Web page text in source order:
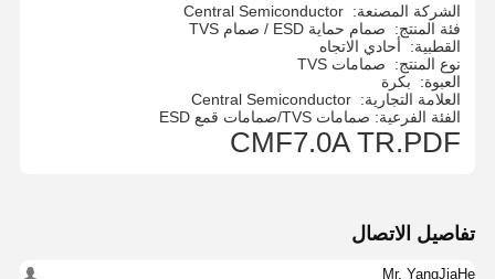
الشركة المصنعة: Central Semiconductor
فئة المنتج:
صمام حماية ESD / صمام TVS
القطبية:
أحادي الاتجاه
نوع المنتج:
صمامات TVS
العبوة:
بكرة
العلامة التجارية: Central Semiconductor
الفئة الفرعية: صمامات TVS/صمامات قمع ESD
CMF7.0A TR.PDF
تفاصيل الاتصال
Mr. YangJiaHe